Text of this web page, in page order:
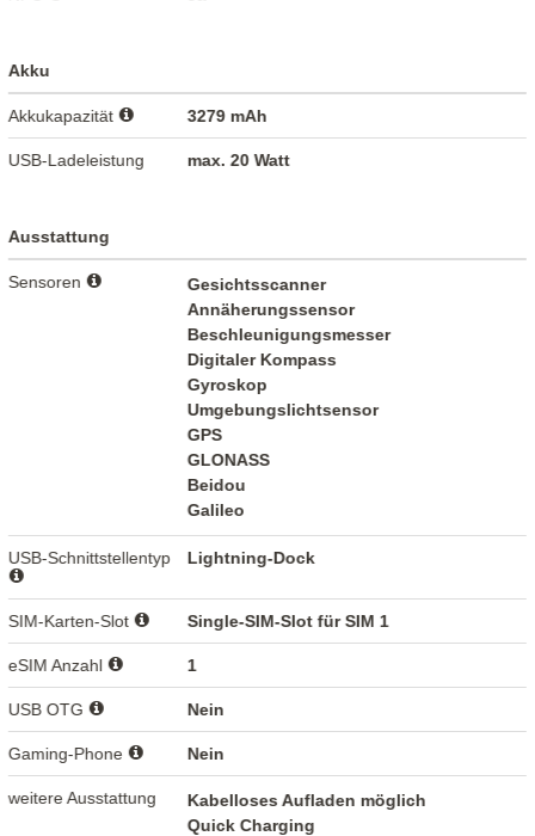
Akku
Akkukapazität 3279 mAh
USB-Ladeleistung max. 20 Watt
Ausstattung
Sensoren
Gesichtsscanner
Annäherungssensor
Beschleunigungsmesser
Digitaler Kompass
Gyroskop
Umgebungslichtsensor
GPS
GLONASS
Beidou
Galileo
USB-Schnittstellentyp Lightning-Dock
SIM-Karten-Slot Single-SIM-Slot für SIM 1
eSIM Anzahl 1
USB OTG Nein
Gaming-Phone Nein
weitere Ausstattung
Kabelloses Aufladen möglich
Quick Charging